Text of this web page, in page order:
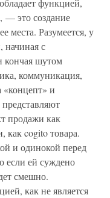
функцией,
— это создание
места. Разумеется, у
начиная с
кончая шутом
коммуникация,
«концепт» и
продажи как
как cogito товара.
и одинокой перед
если ей суждено
смешно.
как не является